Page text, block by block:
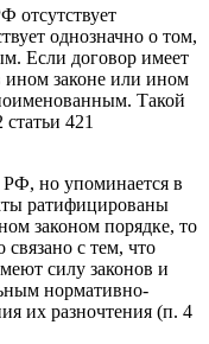
отсутствует
однозначно о том,
Если договор имеет
ином законе или ином
Такой
421
но упоминается в
ратифицированы
законом порядке, то
с тем, что
силу законов и
нормативно-
их разночтения (п. 4